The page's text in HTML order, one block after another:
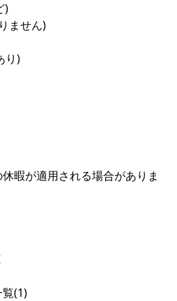
)
ません)
り)
暇が適用される場合がありま
(1)